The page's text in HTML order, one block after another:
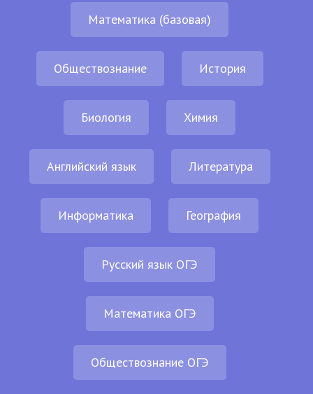
Математика (базовая)
Обществознание История
Биология Химия
Английский язык Литература
Информатика География
Русский язык ОГЭ
Математика ОГЭ
Обществознание ОГЭ